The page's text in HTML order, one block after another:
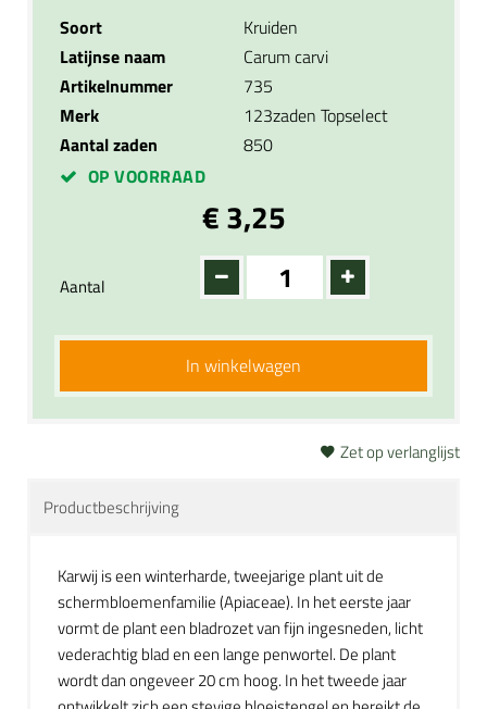
Soort
Kruiden
Latijnse naam
Carum carvi
Artikelnummer
735
Merk
123zaden Topselect
Aantal zaden
850
OP VOORRAAD
€ 3,25
Aantal
In winkelwagen
Zet op verlanglijst
Productbeschrijving
Karwij is een winterharde, tweejarige plant uit de
schermbloemenfamilie (Apiaceae). In het eerste jaar
vormt de plant een bladrozet van fijn ingesneden, licht
vederachtig blad en een lange penwortel. De plant
wordt dan ongeveer 20 cm hoog. In het tweede jaar